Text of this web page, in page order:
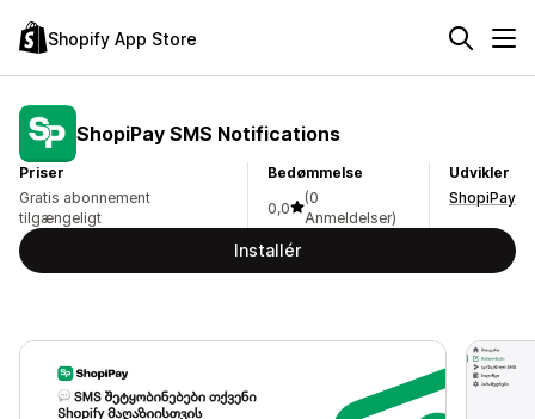
Shopify App Store
ShopiPay SMS Notifications
Priser
Gratis abonnement
tilgængeligt
Bedømmelse
0,0
(0
Anmeldelser)
Udvikler
ShopiPay
Installér